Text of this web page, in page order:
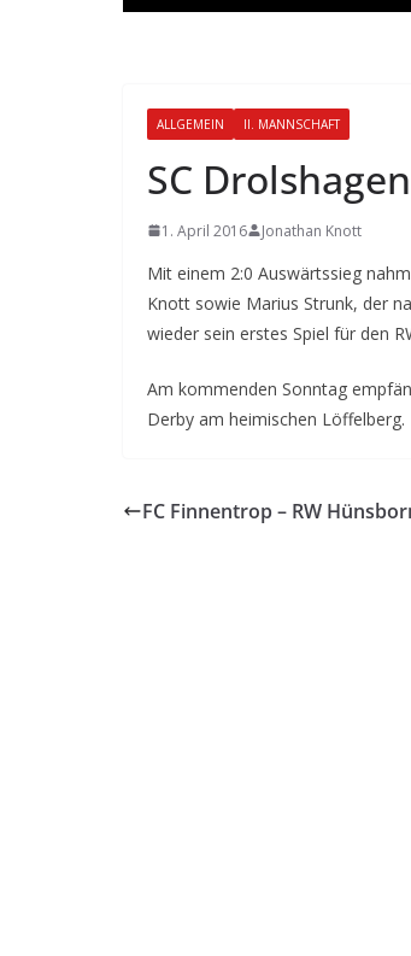
ALLGEMEIN II. MANNSCHAFT
SC
1. April 2016 Jonathan Knott
Mit einem 2:0 Auswärtssieg
Knott sowie Marius Strunk, der
wieder sein erstes Spiel für den
Am kommenden Sonntag
Derby am heimischen Löffelberg.
FC Finnentrop – RW